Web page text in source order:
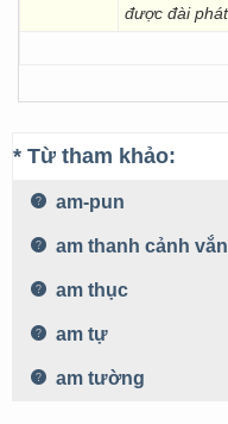
được đài phát
* Từ tham khảo:
am-pun
am thanh cảnh
am thục
am tự
am tường